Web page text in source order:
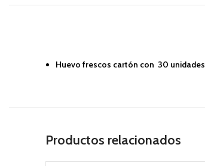
Huevo frescos cartón con 30 unidades
Productos relacionados